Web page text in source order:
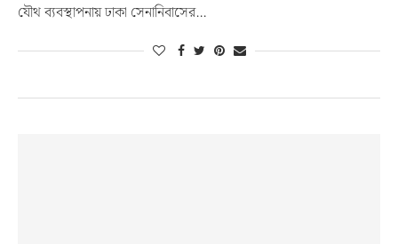
যৌথ ব্যবস্থাপনায় ঢাকা সেনানিবাসের…